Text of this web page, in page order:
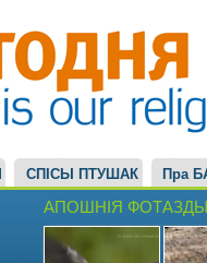
СПІСЫ ПТУШАК Пра
АПОШНІЯ